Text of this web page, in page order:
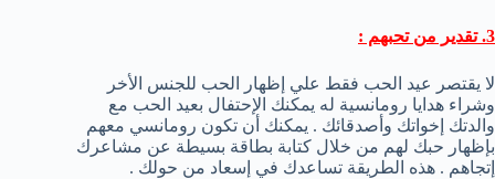
3. تقدير من تحبهم :
لا يقتصر عيد الحب فقط علي إظهار الحب للجنس الأخر
وشراء هدايا رومانسية له يمكنك الإحتفال بعيد الحب مع
والدتك إخواتك وأصدقائك . يمكنك أن تكون رومانسي معهم
بإظهار حبك لهم من خلال كتابة بطاقة بسيطة عن مشاعرك
إتجاهم . هذه الطريقة تساعدك في إسعاد من حولك .